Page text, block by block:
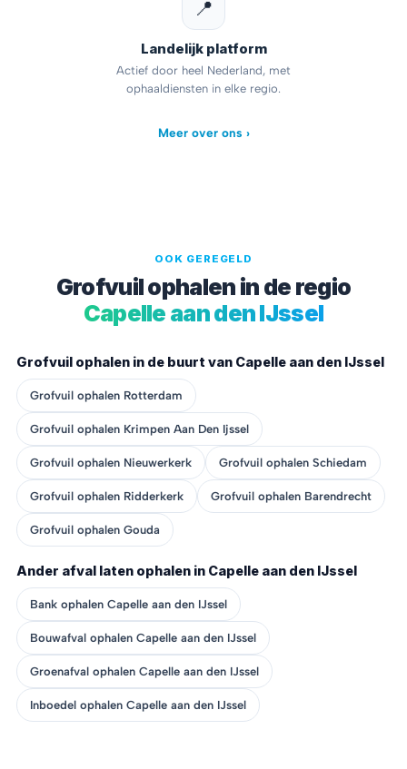
📍
Landelijk platform
Actief door heel Nederland, met
ophaaldiensten in elke regio.
Meer over ons ›
OOK GEREGELD
Grofvuil ophalen in de regio
Capelle aan den IJssel
Grofvuil ophalen in de buurt van Capelle aan den IJssel
Grofvuil ophalen Rotterdam
Grofvuil ophalen Krimpen Aan Den Ijssel
Grofvuil ophalen Nieuwerkerk Grofvuil ophalen Schiedam
Grofvuil ophalen Ridderkerk Grofvuil ophalen Barendrecht
Grofvuil ophalen Gouda
Ander afval laten ophalen in Capelle aan den IJssel
Bank ophalen Capelle aan den IJssel
Bouwafval ophalen Capelle aan den IJssel
Groenafval ophalen Capelle aan den IJssel
Inboedel ophalen Capelle aan den IJssel